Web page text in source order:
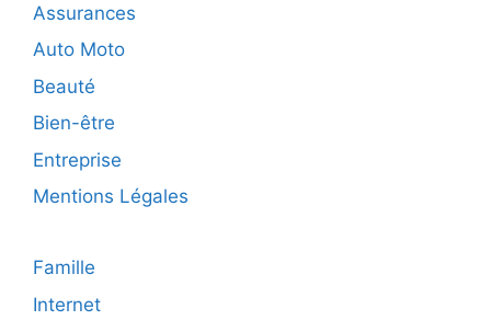
Assurances
Auto Moto
Beauté
Bien-être
Entreprise
Mentions Légales
Famille
Internet